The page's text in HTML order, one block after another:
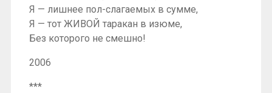
Я — лишнее пол-слагаемых в сумме,
Я — тот ЖИВОЙ таракан в изюме,
Без которого не смешно!
2006
***